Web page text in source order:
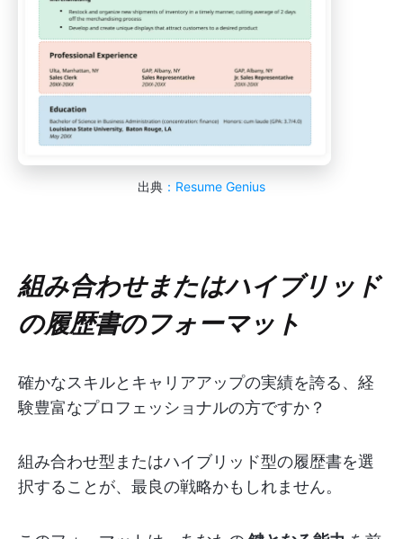
出典 ：Resume Genius
組み合わせまたはハイブリッド
の履歴書のフォーマット
確かなスキルとキャリアアップの実績を誇る、経
験豊富なプロフェッショナルの方ですか？
組み合わせ型またはハイブリッド型の履歴書を選
択することが、最良の戦略かもしれません。